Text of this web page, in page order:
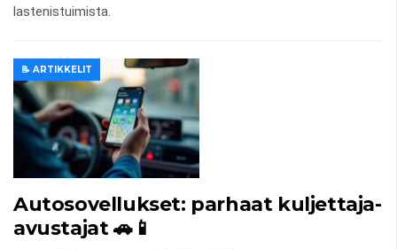
lastenistuimista.
📝 ARTIKKELIT
Autosovellukset: parhaat kuljettaja-
avustajat 🚗📱